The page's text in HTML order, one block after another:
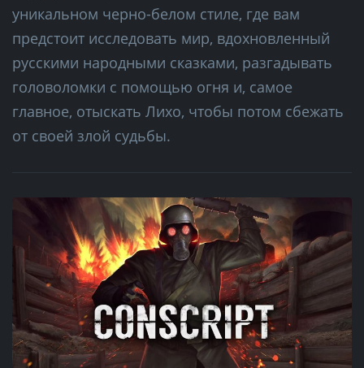
уникальном черно-белом стиле, где вам
предстоит исследовать мир, вдохновленный
русскими народными сказками, разгадывать
головоломки с помощью огня и, самое
главное, отыскать Лихо, чтобы потом сбежать
от своей злой судьбы.